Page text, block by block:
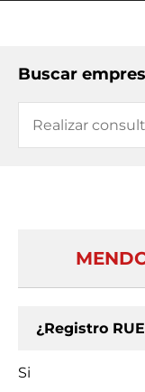
Buscar
¿Registro
Si